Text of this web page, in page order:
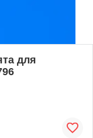
для